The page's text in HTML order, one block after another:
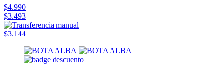
$4.990
$3.493
$3.144